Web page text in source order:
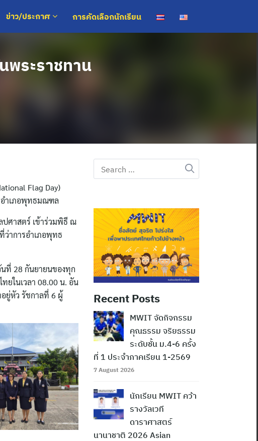
ข่าว/ประกาศ การคัดเลือกนักเรียน
พระราชทาน
Flag Day)
อำเภอพุทธมณฑล
ปศาสตร์ เข้าร่วมพิธี ณ
ว่าการอำเภอพุทธ
ที่ 28 กันยายนของทุก
ยในเวลา 08.00 น. อัน
ยู่หัว รัชกาลที่ 6 ผู้
Search
for:
Recent Posts
MWIT จัดกิจกรรม
คุณธรรม จริยธรรม
ระดับชั้น ม.4-6 ครั้ง
ที่ 1 ประจำภาคเรียน 1-2569
7 August 2026
นักเรียน MWIT คว้า
รางวัลเวที
ดาราศาสตร์
นานาชาติ 2026 Asian